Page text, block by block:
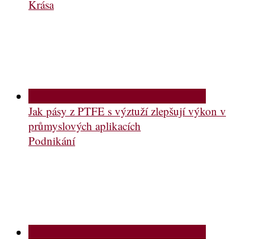
Krása
Jak pásy z PTFE s výztuží zlepšují výkon v
průmyslových aplikacích
Podnikání